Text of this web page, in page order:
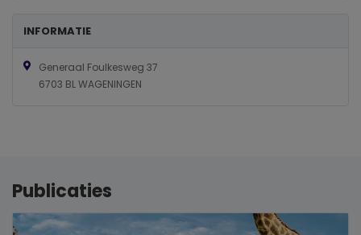
INFORMATIE
Generaal Foulkesweg 37
6703 BL WAGENINGEN
Publicaties